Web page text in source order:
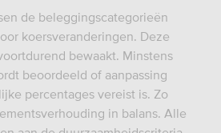
de beleggingscategorieën
koersveranderingen. Deze
bewaakt. Minstens
beoordeeld of aanpassing
percentages vereist is. Zo
in balans. Alle